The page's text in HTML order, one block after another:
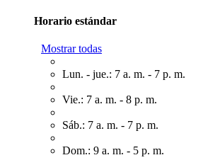
Horario estándar
Mostrar todas
Lun. - jue.: 7 a. m. - 7 p. m.
Vie.: 7 a. m. - 8 p. m.
Sáb.: 7 a. m. - 7 p. m.
Dom.: 9 a. m. - 5 p. m.